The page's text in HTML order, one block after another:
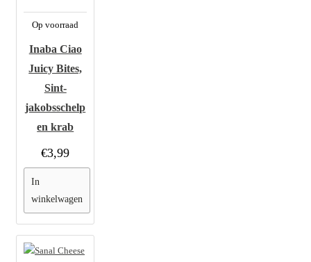
Op voorraad
Inaba Ciao
Juicy Bites,
Sint-
jakobsschelp
en krab
€3,99
In
winkelwagen